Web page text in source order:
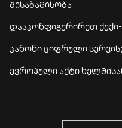
შესაბამისობა
დააკონფიგურირეთ
კანონი ციფრული
ევროპული აქტი